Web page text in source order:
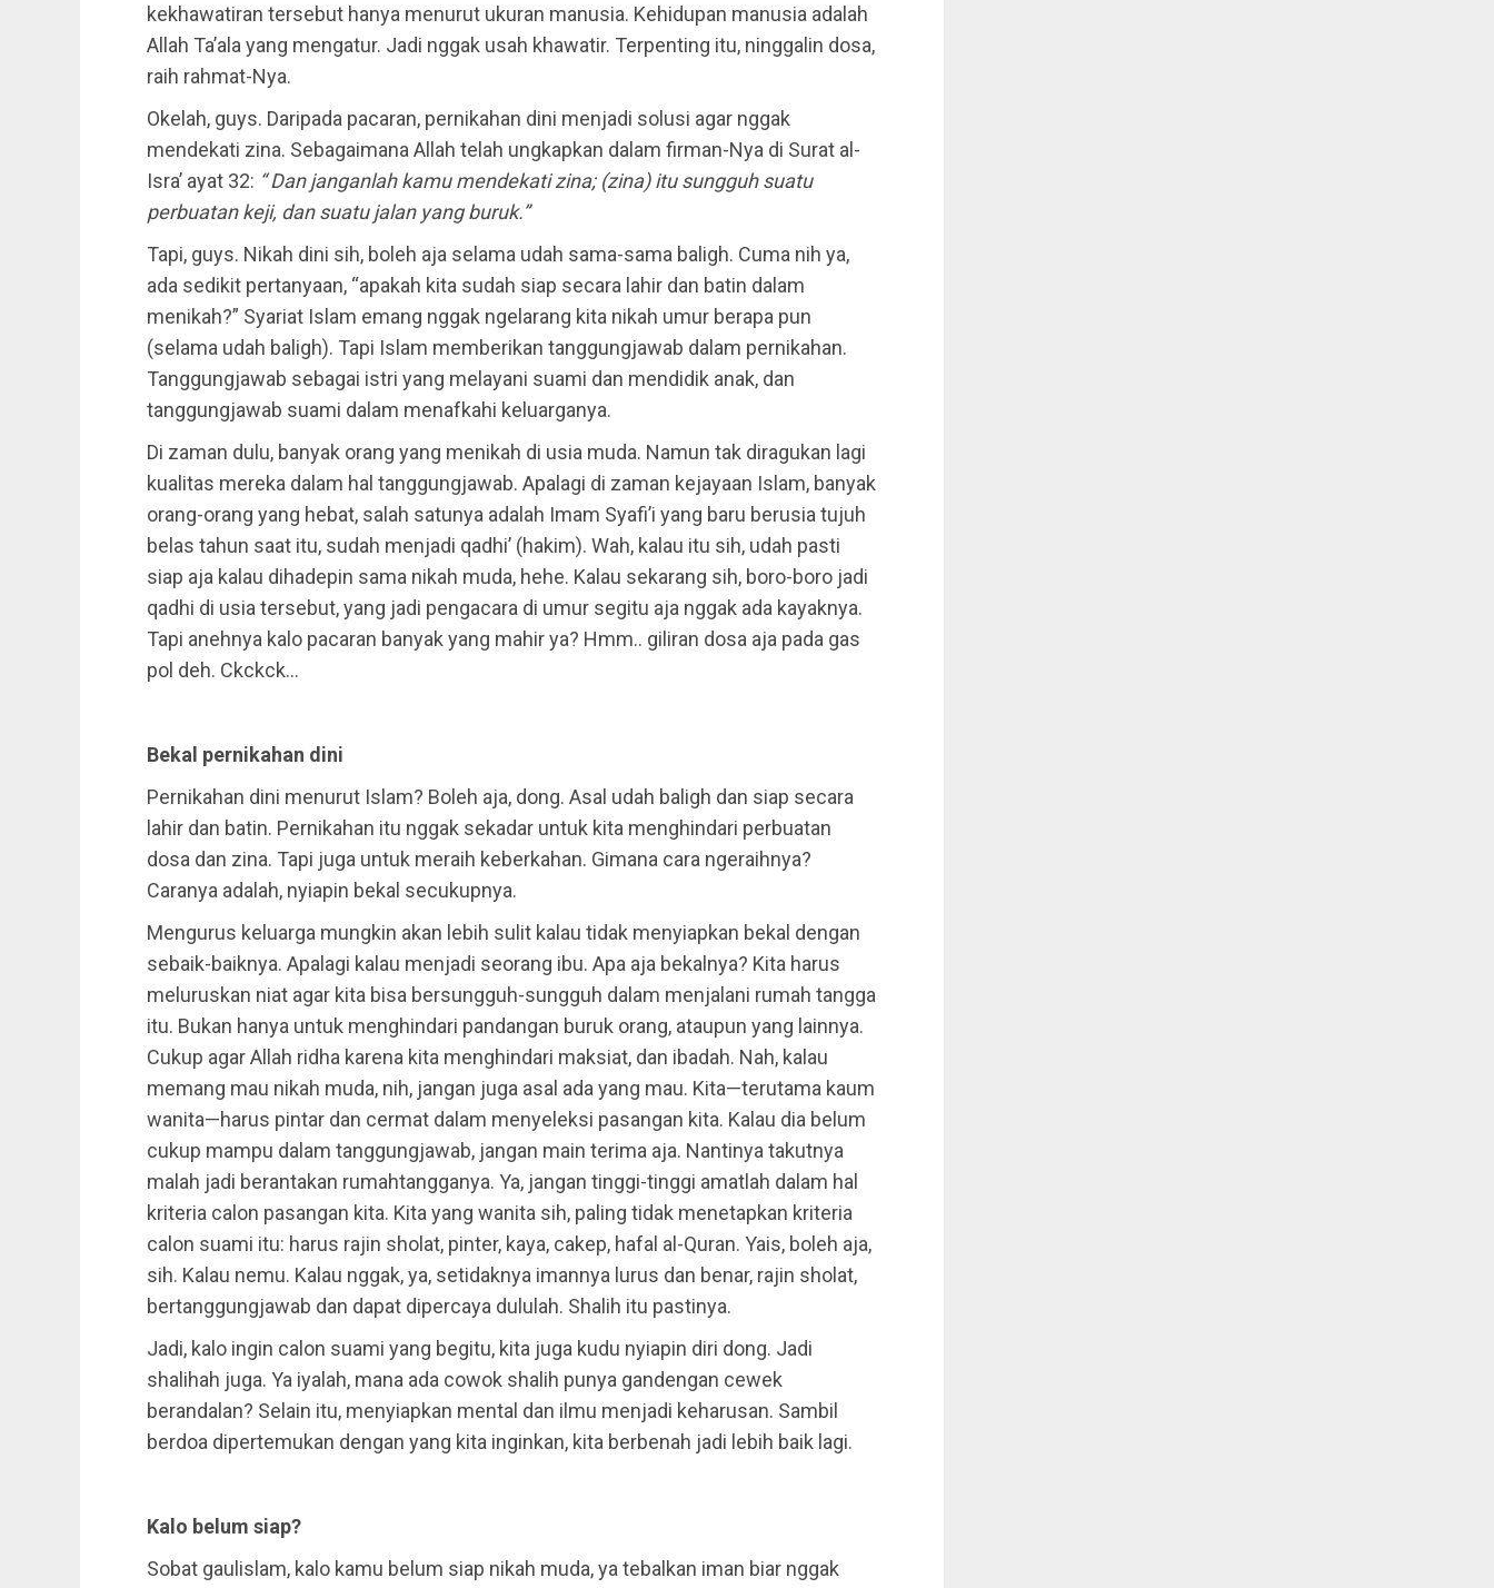
kekhawatiran tersebut hanya menurut ukuran manusia. Kehidupan manusia adalah
Allah Ta’ala yang mengatur. Jadi nggak usah khawatir. Terpenting itu, ninggalin dosa,
raih rahmat-Nya.
Okelah, guys. Daripada pacaran, pernikahan dini menjadi solusi agar nggak
mendekati zina. Sebagaimana Allah telah ungkapkan dalam firman-Nya di Surat al-
Isra’ ayat 32: “ Dan janganlah kamu mendekati zina; (zina) itu sungguh suatu
perbuatan keji, dan suatu jalan yang buruk.”
Tapi, guys. Nikah dini sih, boleh aja selama udah sama-sama baligh. Cuma nih ya,
ada sedikit pertanyaan, “apakah kita sudah siap secara lahir dan batin dalam
menikah?” Syariat Islam emang nggak ngelarang kita nikah umur berapa pun
(selama udah baligh). Tapi Islam memberikan tanggungjawab dalam pernikahan.
Tanggungjawab sebagai istri yang melayani suami dan mendidik anak, dan
tanggungjawab suami dalam menafkahi keluarganya.
Di zaman dulu, banyak orang yang menikah di usia muda. Namun tak diragukan lagi
kualitas mereka dalam hal tanggungjawab. Apalagi di zaman kejayaan Islam, banyak
orang-orang yang hebat, salah satunya adalah Imam Syafi’i yang baru berusia tujuh
belas tahun saat itu, sudah menjadi qadhi’ (hakim). Wah, kalau itu sih, udah pasti
siap aja kalau dihadepin sama nikah muda, hehe. Kalau sekarang sih, boro-boro jadi
qadhi di usia tersebut, yang jadi pengacara di umur segitu aja nggak ada kayaknya.
Tapi anehnya kalo pacaran banyak yang mahir ya? Hmm.. giliran dosa aja pada gas
pol deh. Ckckck…
Bekal pernikahan dini
Pernikahan dini menurut Islam? Boleh aja, dong. Asal udah baligh dan siap secara
lahir dan batin. Pernikahan itu nggak sekadar untuk kita menghindari perbuatan
dosa dan zina. Tapi juga untuk meraih keberkahan. Gimana cara ngeraihnya?
Caranya adalah, nyiapin bekal secukupnya.
Mengurus keluarga mungkin akan lebih sulit kalau tidak menyiapkan bekal dengan
sebaik-baiknya. Apalagi kalau menjadi seorang ibu. Apa aja bekalnya? Kita harus
meluruskan niat agar kita bisa bersungguh-sungguh dalam menjalani rumah tangga
itu. Bukan hanya untuk menghindari pandangan buruk orang, ataupun yang lainnya.
Cukup agar Allah ridha karena kita menghindari maksiat, dan ibadah. Nah, kalau
memang mau nikah muda, nih, jangan juga asal ada yang mau. Kita—terutama kaum
wanita—harus pintar dan cermat dalam menyeleksi pasangan kita. Kalau dia belum
cukup mampu dalam tanggungjawab, jangan main terima aja. Nantinya takutnya
malah jadi berantakan rumahtangganya. Ya, jangan tinggi-tinggi amatlah dalam hal
kriteria calon pasangan kita. Kita yang wanita sih, paling tidak menetapkan kriteria
calon suami itu: harus rajin sholat, pinter, kaya, cakep, hafal al-Quran. Yais, boleh aja,
sih. Kalau nemu. Kalau nggak, ya, setidaknya imannya lurus dan benar, rajin sholat,
bertanggungjawab dan dapat dipercaya dululah. Shalih itu pastinya.
Jadi, kalo ingin calon suami yang begitu, kita juga kudu nyiapin diri dong. Jadi
shalihah juga. Ya iyalah, mana ada cowok shalih punya gandengan cewek
berandalan? Selain itu, menyiapkan mental dan ilmu menjadi keharusan. Sambil
berdoa dipertemukan dengan yang kita inginkan, kita berbenah jadi lebih baik lagi.
Kalo belum siap?
Sobat gaulislam, kalo kamu belum siap nikah muda, ya tebalkan iman biar nggak